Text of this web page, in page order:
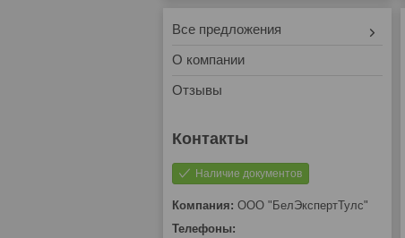
Все предложения
О компании
Отзывы
Наличие документов
ООО "БелЭкспертТулс"